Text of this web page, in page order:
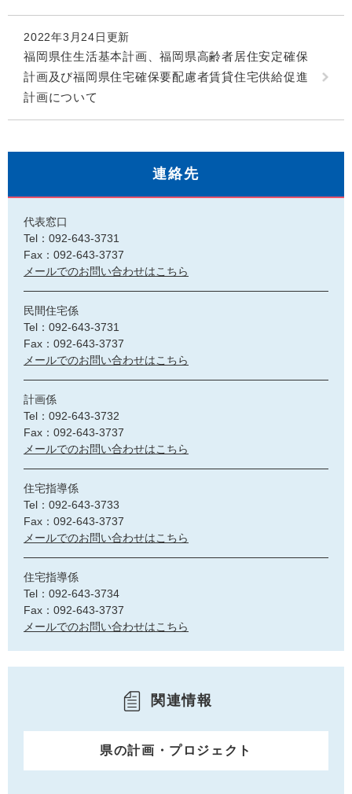
2022年3月24日更新
福岡県住生活基本計画、福岡県高齢者居住安定確保
計画及び福岡県住宅確保要配慮者賃貸住宅供給促進
計画について
連絡先
代表窓口
Tel：092-643-3731
Fax：092-643-3737
メールでのお問い合わせはこちら
民間住宅係
Tel：092-643-3731
Fax：092-643-3737
メールでのお問い合わせはこちら
計画係
Tel：092-643-3732
Fax：092-643-3737
メールでのお問い合わせはこちら
住宅指導係
Tel：092-643-3733
Fax：092-643-3737
メールでのお問い合わせはこちら
住宅指導係
Tel：092-643-3734
Fax：092-643-3737
メールでのお問い合わせはこちら
関連情報
県の計画・プロジェクト